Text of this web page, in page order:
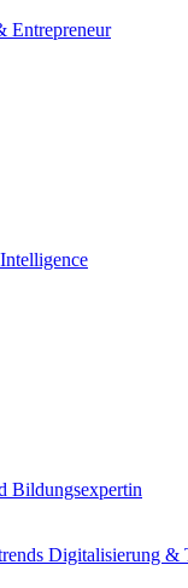
Entrepreneur
Bildungsexpertin
Digitalisierung &